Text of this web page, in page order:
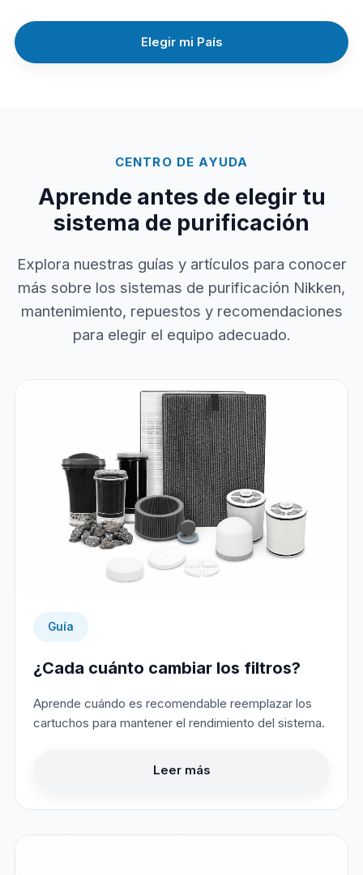
Elegir mi País
CENTRO DE AYUDA
Aprende antes de elegir tu
sistema de purificación
Explora nuestras guías y artículos para conocer
más sobre los sistemas de purificación Nikken,
mantenimiento, repuestos y recomendaciones
para elegir el equipo adecuado.
Guía
¿Cada cuánto cambiar los filtros?
Aprende cuándo es recomendable reemplazar los
cartuchos para mantener el rendimiento del sistema.
Leer más